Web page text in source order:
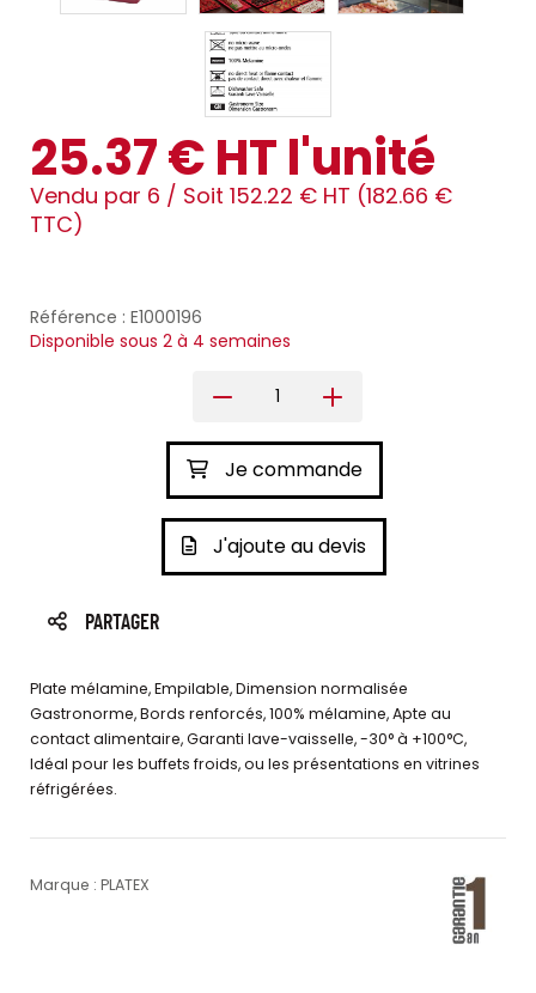
25.37 € HT l'unité
Vendu par 6 / Soit 152.22 € HT (182.66 €
TTC)
Référence : E1000196
Disponible sous 2 à 4 semaines
Je commande
J'ajoute au devis
PARTAGER
Plate mélamine, Empilable, Dimension normalisée
Gastronorme, Bords renforcés, 100% mélamine, Apte au
contact alimentaire, Garanti lave-vaisselle, -30° à +100°C,
Idéal pour les buffets froids, ou les présentations en vitrines
réfrigérées.
Marque : PLATEX